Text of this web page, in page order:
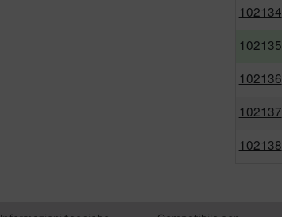
102134
102135
102136
102137
102138